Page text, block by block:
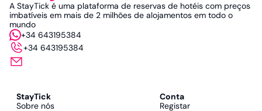
A StayTick é uma plataforma de reservas de hotéis com preços
imbatíveis em mais de 2 milhões de alojamentos em todo o
mundo
+34 643195384
+34 643195384
StayTick
Sobre nós
Conta
Registar